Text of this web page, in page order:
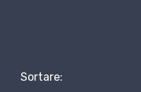
Sortare: